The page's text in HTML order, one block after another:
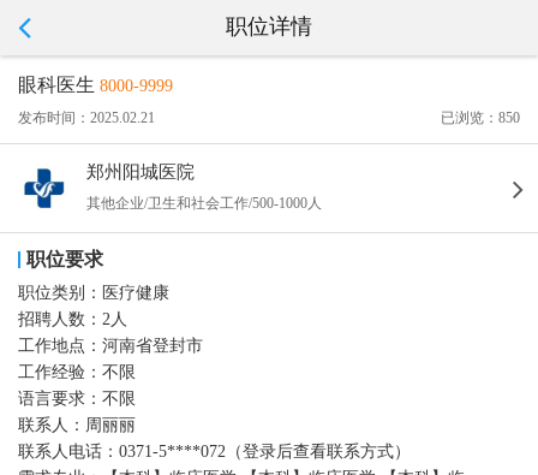
职位详情
眼科医生 8000-9999
发布时间：2025.02.21 已浏览：850
郑州阳城医院
其他企业/卫生和社会工作/500-1000人
职位要求
职位类别： 医疗健康
招聘人数： 2人
工作地点： 河南省登封市
工作经验： 不限
语言要求： 不限
联系人： 周丽丽
联系人电话： 0371-5****072（登录后查看联系方式）